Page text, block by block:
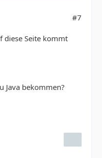
#7
diese Seite kommt
Java bekommen?